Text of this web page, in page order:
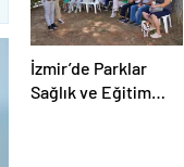
İzmir’de Parklar
Sağlık ve Eğitim